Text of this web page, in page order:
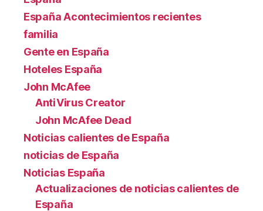
España Acontecimientos recientes
familia
Gente en España
Hoteles España
John McAfee
AntiVirus Creator
John McAfee Dead
Noticias calientes de España
noticias de España
Noticias España
Actualizaciones de noticias calientes de
España